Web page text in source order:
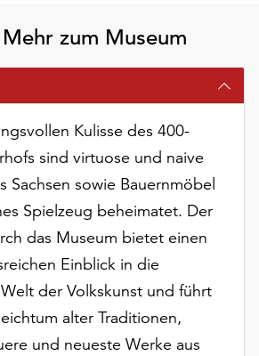
zum Museum
Kulisse des 400-
sind virtuose und naive
Sachsen sowie Bauernmöbel
Spielzeug beheimatet. Der
das Museum bietet einen
Einblick in die
der Volkskunst und führt
alter Traditionen,
und neueste Werke aus